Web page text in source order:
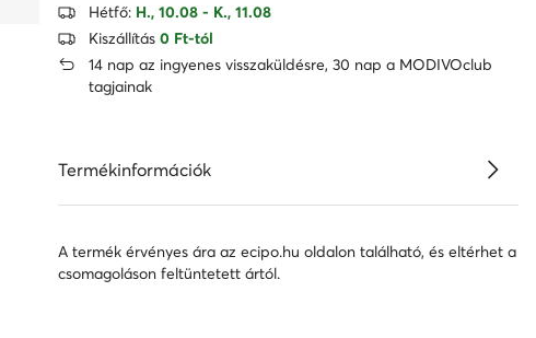
Hétfő: H., 10.08 - K., 11.08
Kiszállítás 0 Ft-tól
14 nap az ingyenes visszaküldésre, 30 nap a MODIVOclub
tagjainak
Termékinformációk
A termék érvényes ára az ecipo.hu oldalon található, és eltérhet a
csomagoláson feltüntetett ártól.